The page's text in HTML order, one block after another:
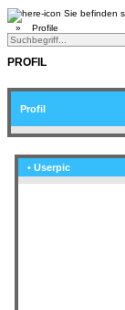
Sie befinden
» Profile
PROFIL
Profil
• Userpic